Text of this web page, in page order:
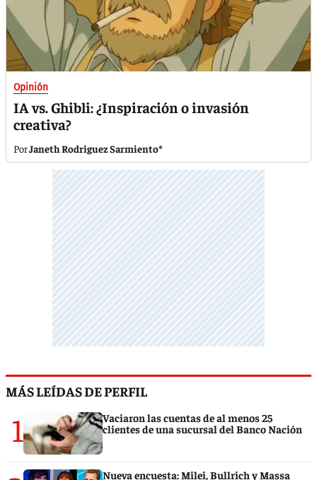
Opinión
IA vs. Ghibli: ¿Inspiración o invasión
creativa?
Janeth Rodriguez Sarmiento*
MÁS LEÍDAS DE PERFIL
1
Vaciaron las cuentas de al menos 25
clientes de una sucursal del Banco Nación
Nueva encuesta: Milei, Bullrich y Massa